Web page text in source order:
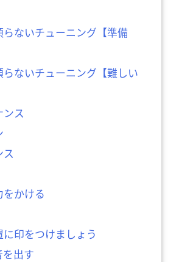
ないチューニング【準備
ないチューニング【難しい
ス
かける
印をつけましょう
出す